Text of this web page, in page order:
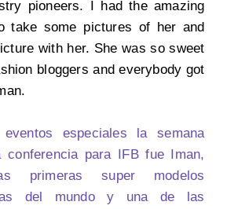
pioneers. I had the amazing
take some pictures of her and
with her. She was so sweet
bloggers and everybody got
especiales la semana
conferencia para IFB fue Iman,
primeras super modelos
del mundo y una de las